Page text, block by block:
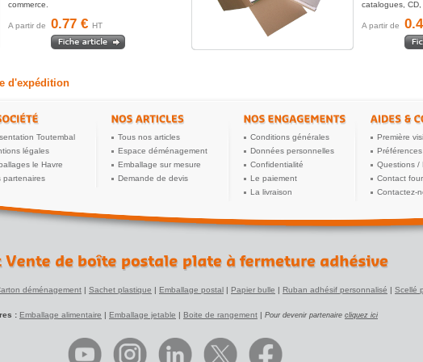
commerce.
A partir de 0.77 € HT
catalogues, CD,
A partir de
d'expédition
Toutembal
légales
le Havre
partenaires
Tous nos articles
Espace déménagement
Emballage sur mesure
Demande de devis
Conditions générales
Données personnelles
Confidentialité
Le paiement
La livraison
Première
Questions /
Contact
Contactez-
déménagement | Sachet plastique | Emballage postal | Papier bulle | Ruban adhésif personnalisé | Scellé
: Emballage alimentaire | Emballage jetable | Boite de rangement | Pour devenir partenaire cliquez ici